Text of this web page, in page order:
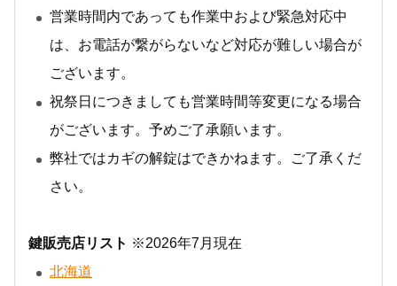
営業時間内であっても作業中および緊急対応中
は、お電話が繋がらないなど対応が難しい場合が
ございます。
祝祭日につきましても営業時間等変更になる場合
がございます。予めご了承願います。
弊社ではカギの解錠はできかねます。ご了承くだ
さい。
鍵販売店リスト ※2026年7月現在
北海道